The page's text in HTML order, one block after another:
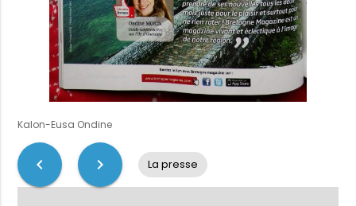
Kalon-Eusa Ondine
chevron_left chevron_right La presse